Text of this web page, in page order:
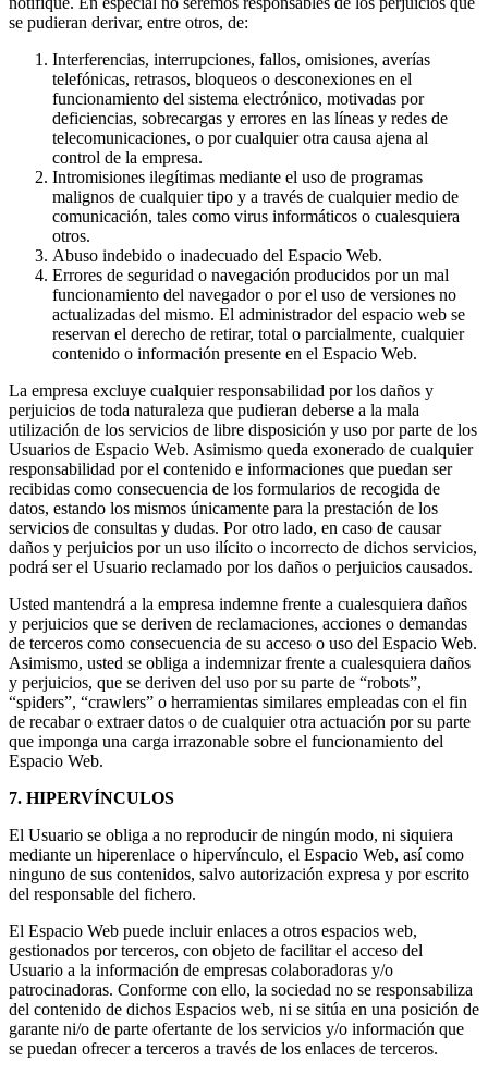
se pudieran derivar, entre otros, de:
Interferencias, interrupciones, fallos, omisiones, averías
telefónicas, retrasos, bloqueos o desconexiones en el
funcionamiento del sistema electrónico, motivadas por
deficiencias, sobrecargas y errores en las líneas y redes de
telecomunicaciones, o por cualquier otra causa ajena al
control de la empresa.
Intromisiones ilegítimas mediante el uso de programas
malignos de cualquier tipo y a través de cualquier medio de
comunicación, tales como virus informáticos o cualesquiera
otros.
Abuso indebido o inadecuado del Espacio Web.
Errores de seguridad o navegación producidos por un mal
funcionamiento del navegador o por el uso de versiones no
actualizadas del mismo. El administrador del espacio web se
reservan el derecho de retirar, total o parcialmente, cualquier
contenido o información presente en el Espacio Web.
La empresa excluye cualquier responsabilidad por los daños y
perjuicios de toda naturaleza que pudieran deberse a la mala
utilización de los servicios de libre disposición y uso por parte de los
Usuarios de Espacio Web. Asimismo queda exonerado de cualquier
responsabilidad por el contenido e informaciones que puedan ser
recibidas como consecuencia de los formularios de recogida de
datos, estando los mismos únicamente para la prestación de los
servicios de consultas y dudas. Por otro lado, en caso de causar
daños y perjuicios por un uso ilícito o incorrecto de dichos servicios,
podrá ser el Usuario reclamado por los daños o perjuicios causados.
Usted mantendrá a la empresa indemne frente a cualesquiera daños
y perjuicios que se deriven de reclamaciones, acciones o demandas
de terceros como consecuencia de su acceso o uso del Espacio Web.
Asimismo, usted se obliga a indemnizar frente a cualesquiera daños
y perjuicios, que se deriven del uso por su parte de “robots”,
“spiders”, “crawlers” o herramientas similares empleadas con el fin
de recabar o extraer datos o de cualquier otra actuación por su parte
que imponga una carga irrazonable sobre el funcionamiento del
Espacio Web.
7. HIPERVÍNCULOS
El Usuario se obliga a no reproducir de ningún modo, ni siquiera
mediante un hiperenlace o hipervínculo, el Espacio Web, así como
ninguno de sus contenidos, salvo autorización expresa y por escrito
del responsable del fichero.
El Espacio Web puede incluir enlaces a otros espacios web,
gestionados por terceros, con objeto de facilitar el acceso del
Usuario a la información de empresas colaboradoras y/o
patrocinadoras. Conforme con ello, la sociedad no se responsabiliza
del contenido de dichos Espacios web, ni se sitúa en una posición de
garante ni/o de parte ofertante de los servicios y/o información que
se puedan ofrecer a terceros a través de los enlaces de terceros.